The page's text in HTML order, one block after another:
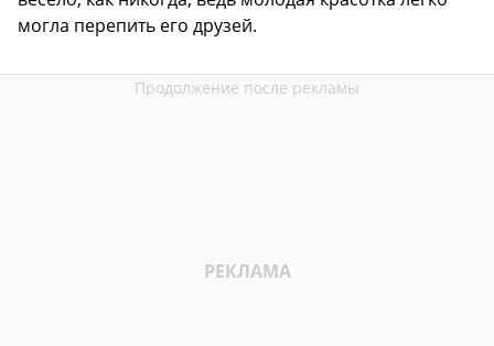
могла перепить его друзей.